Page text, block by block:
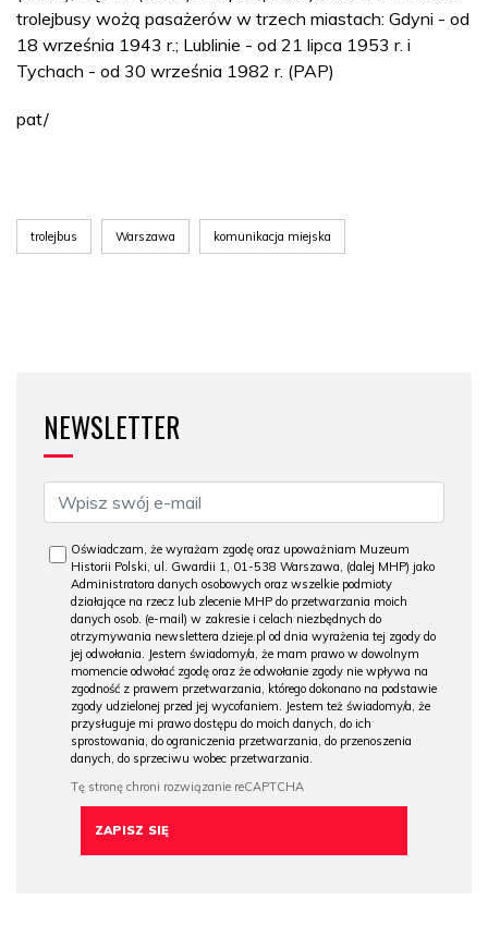
trolejbusy wożą pasażerów w trzech miastach: Gdyni - od
18 września 1943 r.; Lublinie - od 21 lipca 1953 r. i
Tychach - od 30 września 1982 r. (PAP)
pat/
trolejbus Warszawa komunikacja miejska
NEWSLETTER
Oświadczam, że wyrażam zgodę oraz upoważniam Muzeum
Historii Polski, ul. Gwardii 1, 01-538 Warszawa, (dalej MHP) jako
Administratora danych osobowych oraz wszelkie podmioty
działające na rzecz lub zlecenie MHP do przetwarzania moich
danych osob. (e-mail) w zakresie i celach niezbędnych do
otrzymywania newslettera dzieje.pl od dnia wyrażenia tej zgody do
jej odwołania. Jestem świadomy/a, że mam prawo w dowolnym
momencie odwołać zgodę oraz że odwołanie zgody nie wpływa na
zgodność z prawem przetwarzania, którego dokonano na podstawie
zgody udzielonej przed jej wycofaniem. Jestem też świadomy/a, że
przysługuje mi prawo dostępu do moich danych, do ich
sprostowania, do ograniczenia przetwarzania, do przenoszenia
danych, do sprzeciwu wobec przetwarzania.